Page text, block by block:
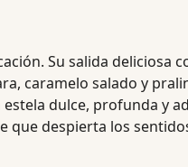
Su salida deliciosa
caramelo salado y
dulce, profunda y
despierta los